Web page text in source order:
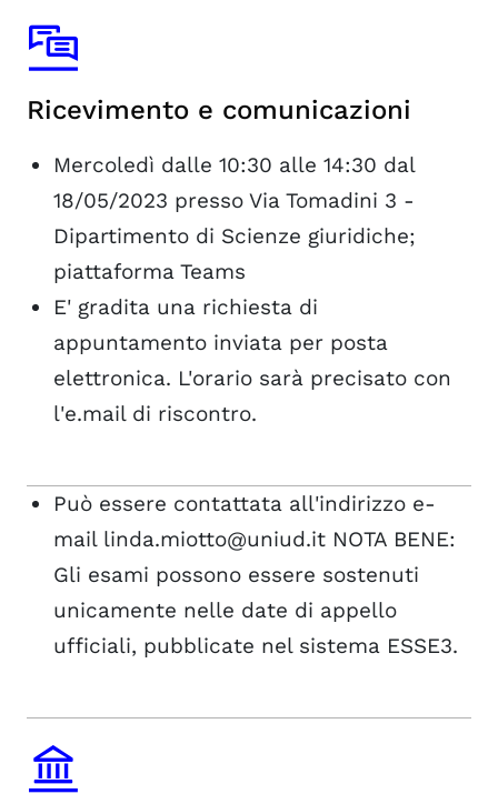
Ricevimento e comunicazioni
Mercoledì dalle 10:30 alle 14:30 dal
18/05/2023 presso Via Tomadini 3 -
Dipartimento di Scienze giuridiche;
piattaforma Teams
E' gradita una richiesta di
appuntamento inviata per posta
elettronica. L'orario sarà precisato con
l'e.mail di riscontro.
Può essere contattata all'indirizzo e-
mail linda.miotto@uniud.it NOTA BENE:
Gli esami possono essere sostenuti
unicamente nelle date di appello
ufficiali, pubblicate nel sistema ESSE3.